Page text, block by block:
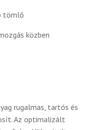
tömlő
közben
rugalmas, tartós és
Az optimalizált